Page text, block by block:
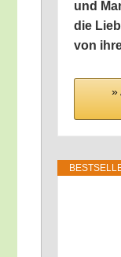
und
die
von
»